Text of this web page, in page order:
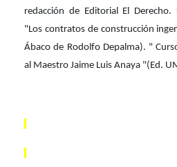
redacción de Editorial El
"Los contratos de construcción
Ábaco de Rodolfo Depalma). "
al Maestro Jaime Luis Anaya "(Ed.